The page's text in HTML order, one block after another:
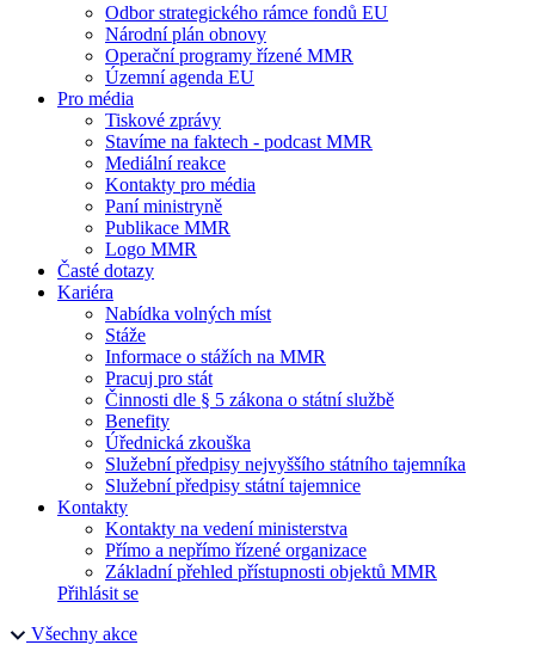
Odbor strategického rámce fondů EU
Národní plán obnovy
Operační programy řízené MMR
Územní agenda EU
Pro média
Tiskové zprávy
Stavíme na faktech - podcast MMR
Mediální reakce
Kontakty pro média
Paní ministryně
Publikace MMR
Logo MMR
Časté dotazy
Kariéra
Nabídka volných míst
Stáže
Informace o stážích na MMR
Pracuj pro stát
Činnosti dle § 5 zákona o státní službě
Benefity
Úřednická zkouška
Služební předpisy nejvyššího státního tajemníka
Služební předpisy státní tajemnice
Kontakty
Kontakty na vedení ministerstva
Přímo a nepřímo řízené organizace
Základní přehled přístupnosti objektů MMR
Přihlásit se
Všechny akce